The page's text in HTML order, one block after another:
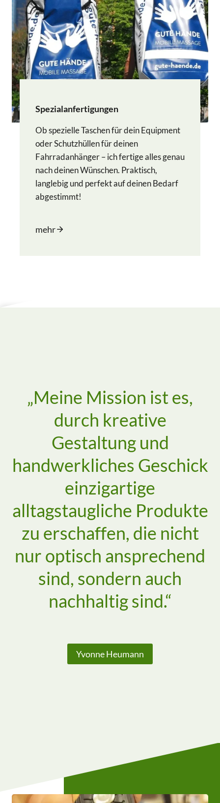
Spezialanfertigungen
Ob spezielle Taschen für dein Equipment
oder Schutzhüllen für deinen
Fahrradanhänger – ich fertige alles genau
nach deinen Wünschen. Praktisch,
langlebig und perfekt auf deinen Bedarf
abgestimmt!
mehr
„Meine Mission ist es,
durch kreative
Gestaltung und
handwerkliches Geschick
einzigartige
alltagstaugliche Produkte
zu erschaffen, die nicht
nur optisch ansprechend
sind, sondern auch
nachhaltig sind.“
Yvonne Heumann